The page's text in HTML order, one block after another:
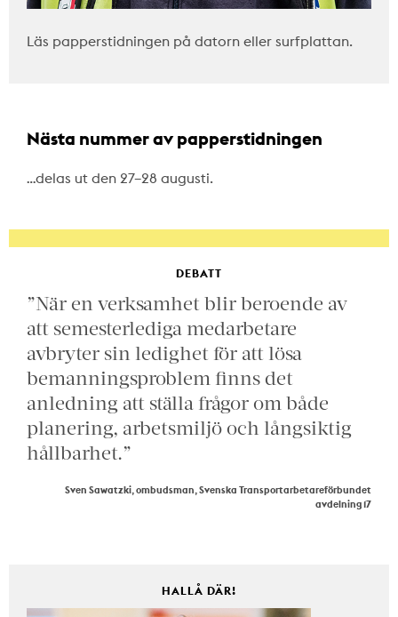
Läs papperstidningen på datorn eller surfplattan.
Nästa nummer av papperstidningen
…delas ut den 27–28 augusti.
DEBATT
”När en verksamhet blir beroende av
att semesterlediga medarbetare
avbryter sin ledighet för att lösa
bemanningsproblem finns det
anledning att ställa frågor om både
planering, arbetsmiljö och långsiktig
hållbarhet.”
Sven Sawatzki, ombudsman, Svenska Transportarbetareförbundet
avdelning 17
HALLÅ DÄR!